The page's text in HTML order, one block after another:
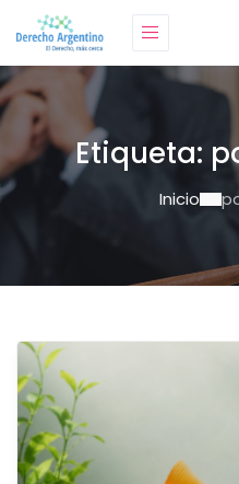
Etiqueta:
Inicio